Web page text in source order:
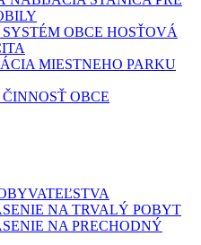
OBCE HOSŤOVÁ
MIESTNEHO PARKU
OBCE
NA TRVALÝ POBYT
NA PRECHODNÝ